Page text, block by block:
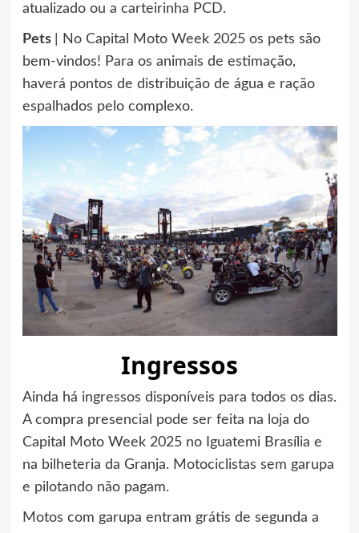
atualizado ou a carteirinha PCD.
Pets
| No Capital Moto Week 2025 os pets são
bem-vindos! Para os animais de estimação,
haverá pontos de distribuição de água e ração
espalhados pelo complexo.
Ingressos
Ainda há ingressos disponíveis para todos os dias.
A compra presencial pode ser feita na loja do
Capital Moto Week 2025 no Iguatemi Brasília e
na bilheteria da Granja. Motociclistas sem garupa
e pilotando não pagam.
Motos com garupa entram grátis de segunda a